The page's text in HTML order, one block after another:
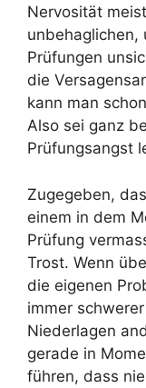
Nervosität
unbehaglichen,
Prüfungen
die
kann man
Also sei ganz
Prüfungsangst
Zugegeben,
einem in dem
Prüfung
Trost. Wenn
die eigenen
immer
Niederlagen
gerade in
führen, dass